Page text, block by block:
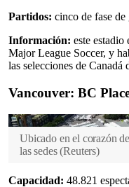
Partidos: cinco de fase
Información: este estadio
Major League Soccer, y
las selecciones de
Vancouver: BC
Ubicado en el corazón
las sedes (Reuters)
Capacidad: 48.821